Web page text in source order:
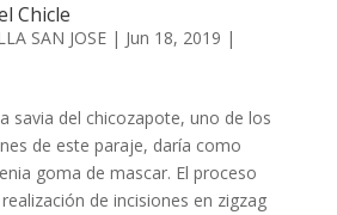
Chicle
SAN JOSE| Jun 18, 2019 |
savia del chicozapote, uno de los
de este paraje, daría como
goma de mascar. El proceso
de incisiones en zigzag